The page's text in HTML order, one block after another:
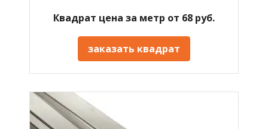
Квадрат цена за метр от 68 руб.
заказать квадрат